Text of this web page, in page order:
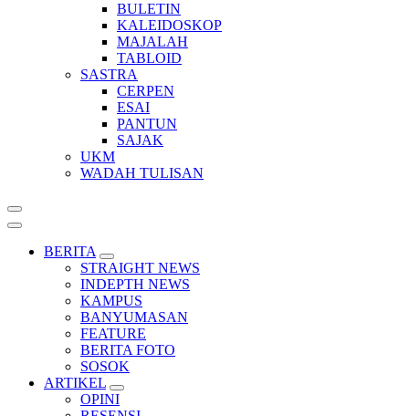
BULETIN
KALEIDOSKOP
MAJALAH
TABLOID
SASTRA
CERPEN
ESAI
PANTUN
SAJAK
UKM
WADAH TULISAN
BERITA
STRAIGHT NEWS
INDEPTH NEWS
KAMPUS
BANYUMASAN
FEATURE
BERITA FOTO
SOSOK
ARTIKEL
OPINI